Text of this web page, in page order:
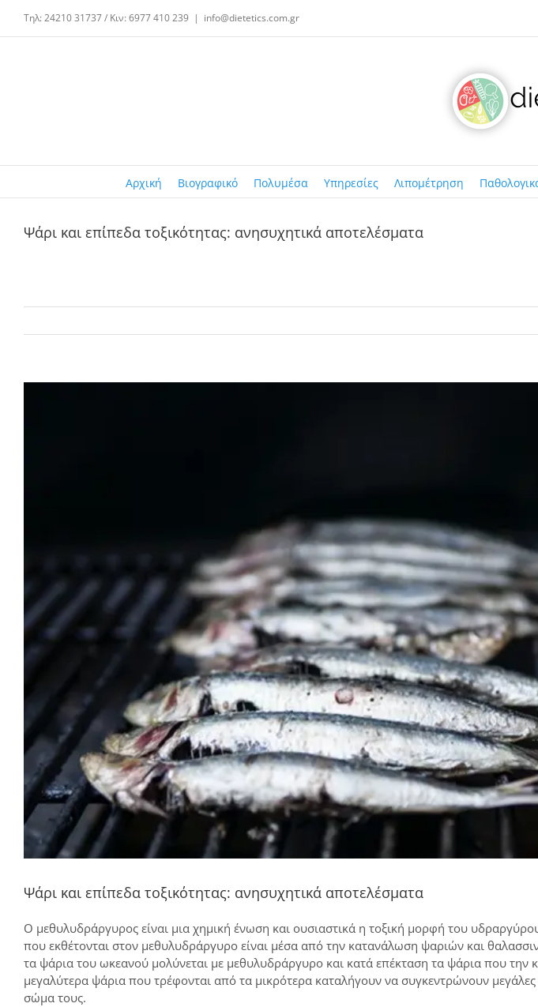
Τηλ: 24210 31737 / Κιν: 6977 410 239 | info@dietetics.com.gr
Αρχική Βιογραφικό Πολυμέσα Υπηρεσίες Λιπομέτρηση
Ψάρι και επίπεδα τοξικότητας: ανησυχητικά αποτελέσματα
Ψάρι και επίπεδα τοξικότητας: ανησυχητικά αποτελέσματα
O μεθυλυδράργυρος είναι μια χημική ένωση και ουσιαστικά η τοξική μορφή του
που εκθέτονται στον μεθυλυδράργυρο είναι μέσα από την κατανάλωση ψαριών και
τα ψάρια του ωκεανού μολύνεται με μεθυλυδράργυρο και κατά επέκταση τα ψάρια που την
μεγαλύτερα ψάρια που τρέφονται από τα μικρότερα καταλήγουν να συγκεντρώνουν
σώμα τους.